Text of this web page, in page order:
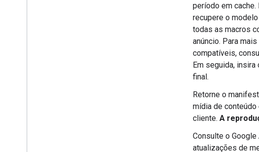
período em cache.
recupere o
todas as macros
anúncio. Para
compatíveis,
Em seguida,
final.
Retorne o
mídia de conteúdo
cliente. A
Consulte o Google
atualizações de